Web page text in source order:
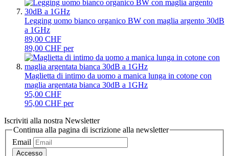
Legging uomo bianco organico BW con maglia argento 30dB
a 1GHz
89,00 CHF
89,00 CHF per
Maglietta di intimo da uomo a manica lunga in cotone con
maglia argentata bianca 30dB a 1GHz
95,00 CHF
95,00 CHF per
Iscriviti alla nostra Newsletter
Continua alla pagina di iscrizione alla newsletter
Email
Accesso